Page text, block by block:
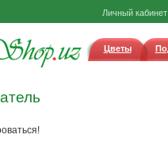
Личный кабинет
Цветы